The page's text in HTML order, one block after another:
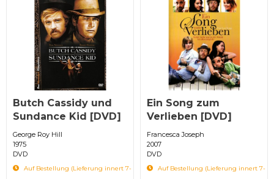
Butch Cassidy und
Sundance Kid [DVD]
George Roy Hill
1975
DVD
Auf Bestellung (Lieferung innert 7-
Ein Song zum
Verlieben [DVD]
Francesca Joseph
2007
DVD
Auf Bestellung (Lieferung innert 7-